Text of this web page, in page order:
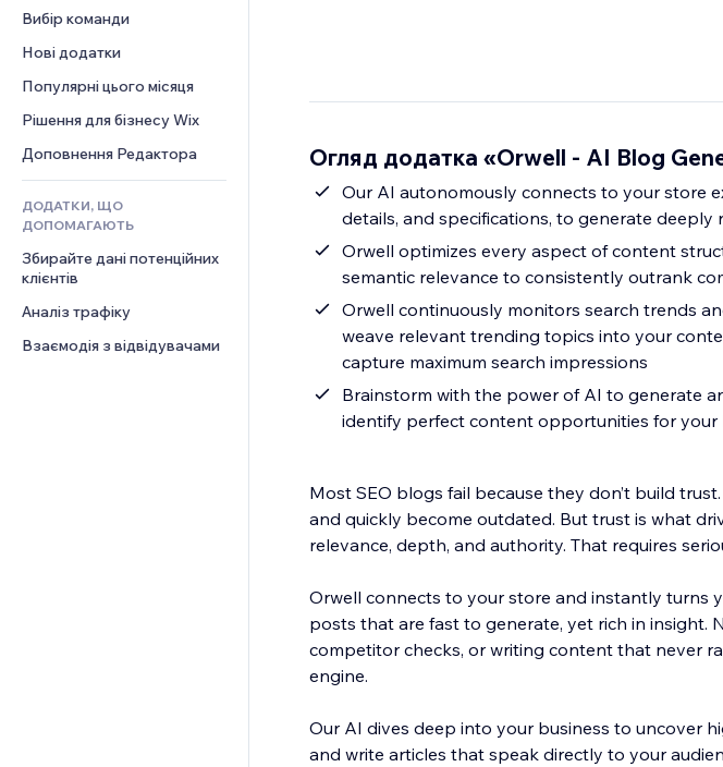
Конверсія
Рішення для складів
Дропшипінг
Тарифні плани й підписки
Краудфандинг
Їжа та напої
Відео
PDF
Обмін файлами
Новини
Шаблони сторінок
Ефекти зображення
Кнопки та меню
Банери та бейджі
Калькулятори
Пошук
Погода
Графіки й таблиці
Опитування
Чат
Коментарі
Телефон
Спільнота
Відгуки
CRM
Вибір команди
Нові додатки
Популярні цього місяця
Рішення для бізнесу Wix
Доповнення Редактора
ДОДАТКИ, ЩО
ДОПОМАГАЮТЬ
Збирайте дані потенційних
клієнтів
Аналіз трафіку
Взаємодія з відвідувачами
Огляд додатка «Orwell - AI Blog
Our AI autonomously connects to your store
details, and specifications, to generate deeply
Orwell optimizes every aspect of content
semantic relevance to consistently outrank
Orwell continuously monitors search trends
weave relevant trending topics into your
capture maximum search impressions
Brainstorm with the power of AI to generate
identify perfect content opportunities for your
Most SEO blogs fail because they don’t build
and quickly become outdated. But trust is what
relevance, depth, and authority. That requires
Orwell connects to your store and instantly turns
posts that are fast to generate, yet rich in insight.
competitor checks, or writing content that never
engine.
Our AI dives deep into your business to uncover
and write articles that speak directly to your